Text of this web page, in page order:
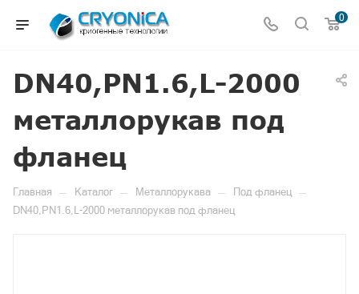
0
DN40,PN1.6,L-2000
металлорукав под
фланец
Главная — Каталог — Металлорукава — Под фланец —
DN40,PN1.6,L-2000 металлорукав под фланец